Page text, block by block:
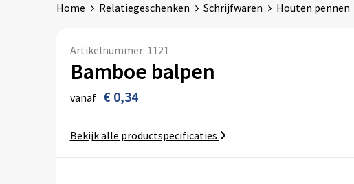
Home Relatiegeschenken Schrijfwaren Houten pennen
Artikelnummer: 1121
Bamboe balpen
vanaf € 0,34
Bekijk alle productspecificaties